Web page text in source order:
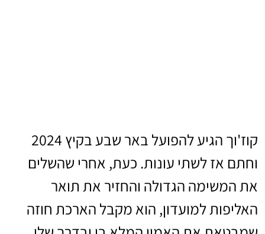
קוז'וך הגיע להפועל באר שבע בקיץ 2024
וחתם אז לשתי עונות. כעת, אחרי שהשלים
את המשימה הגדולה והחזיר את תואר
האליפות למועדון, הוא מקבל הארכת חוזה